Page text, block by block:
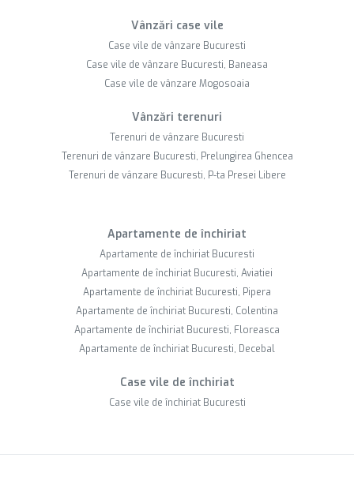
Vânzări case vile
Case vile de vânzare Bucuresti
Case vile de vânzare Bucuresti, Baneasa
Case vile de vânzare Mogosoaia
Vânzări terenuri
Terenuri de vânzare Bucuresti
Terenuri de vânzare Bucuresti, Prelungirea Ghencea
Terenuri de vânzare Bucuresti, P-ta Presei Libere
Apartamente de închiriat
Apartamente de închiriat Bucuresti
Apartamente de închiriat Bucuresti, Aviatiei
Apartamente de închiriat Bucuresti, Pipera
Apartamente de închiriat Bucuresti, Colentina
Apartamente de închiriat Bucuresti, Floreasca
Apartamente de închiriat Bucuresti, Decebal
Case vile de închiriat
Case vile de închiriat Bucuresti